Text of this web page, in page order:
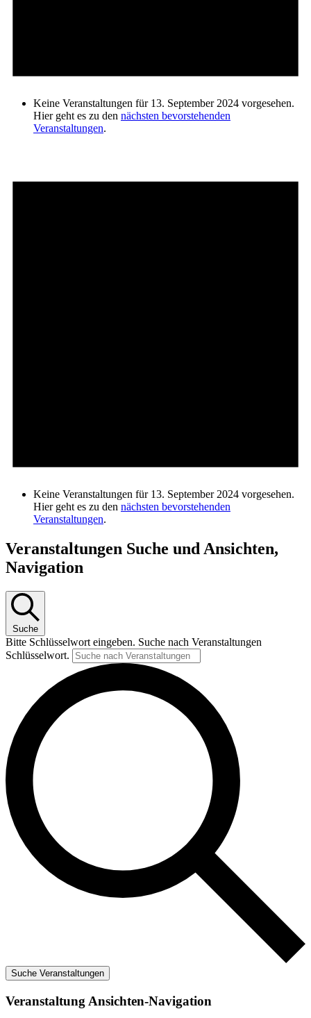
Keine Veranstaltungen für 13. September 2024 vorgesehen.
Hier geht es zu den nächsten bevorstehenden
Veranstaltungen.
Keine Veranstaltungen für 13. September 2024 vorgesehen.
Hier geht es zu den nächsten bevorstehenden
Veranstaltungen.
Veranstaltungen Suche und Ansichten,
Navigation
Suche
Bitte Schlüsselwort eingeben. Suche nach Veranstaltungen
Schlüsselwort.
Suche Veranstaltungen
Veranstaltung Ansichten-Navigation